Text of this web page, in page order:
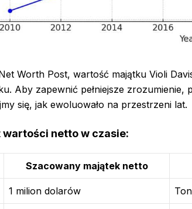
Worth Post, wartość majątku Violi
Aby zapewnić pełniejsze zrozumienie,
się, jak ewoluowało na przestrzeni lat.
netto w czasie:
Szacowany majątek netto
1 milion dolarów